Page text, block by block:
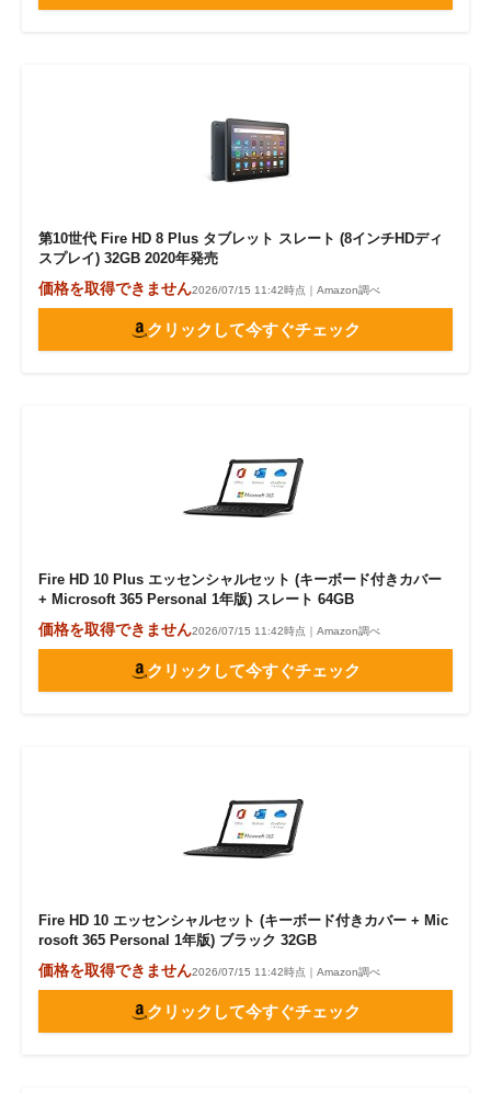
第10世代 Fire HD 8 Plus タブレット スレート (8インチHDディ
スプレイ) 32GB 2020年発売
価格を取得できません2026/07/15 11:42時点｜Amazon調べ
クリックして今すぐチェック
Fire HD 10 Plus エッセンシャルセット (キーボード付きカバー
+ Microsoft 365 Personal 1年版) スレート 64GB
価格を取得できません2026/07/15 11:42時点｜Amazon調べ
クリックして今すぐチェック
Fire HD 10 エッセンシャルセット (キーボード付きカバー + Mic
rosoft 365 Personal 1年版) ブラック 32GB
価格を取得できません2026/07/15 11:42時点｜Amazon調べ
クリックして今すぐチェック